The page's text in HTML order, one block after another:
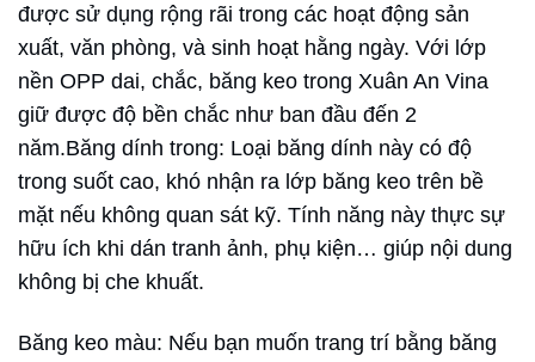
được sử dụng rộng rãi trong các hoạt động sản
xuất, văn phòng, và sinh hoạt hằng ngày. Với lớp
nền OPP dai, chắc, băng keo trong Xuân An Vina
giữ được độ bền chắc như ban đầu đến 2
năm.Băng dính trong: Loại băng dính này có độ
trong suốt cao, khó nhận ra lớp băng keo trên bề
mặt nếu không quan sát kỹ. Tính năng này thực sự
hữu ích khi dán tranh ảnh, phụ kiện… giúp nội dung
không bị che khuất.
Băng keo màu: Nếu bạn muốn trang trí bằng băng